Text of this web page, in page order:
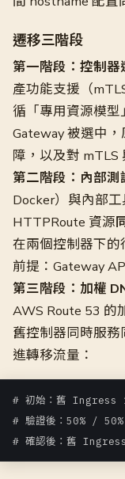
遷移三階段
第一階段：控制器
產功能支援（
循「專用資源模
Gateway 被選中
障，以及對 mTLS
第二階段：內部測
Docker）與內部
HTTPRoute 資源
在兩個控制器下
前提：Gateway
第三階段：加權
AWS Route 53 的
舊控制器同時服
進轉移流量：
# 初始：舊 Ingress
# 驗證後：50% / 50%
# 確認後：舊